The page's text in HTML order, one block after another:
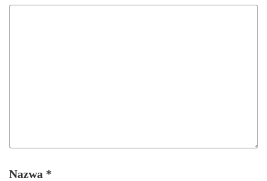
Nazwa *